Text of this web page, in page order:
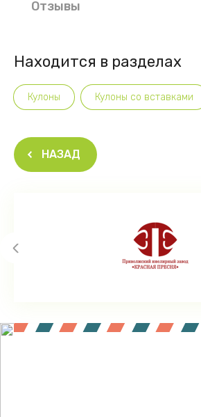
Отзывы
Находится в разделах
Кулоны Кулоны со вставками
НАЗАД